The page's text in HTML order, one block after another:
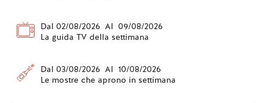
Dal 02/08/2026 Al 09/08/2026
La guida TV della settimana
Dal 03/08/2026 Al 10/08/2026
Le mostre che aprono in settimana